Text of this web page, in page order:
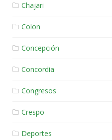
Chajari
Colon
Concepción
Concordia
Congresos
Crespo
Deportes